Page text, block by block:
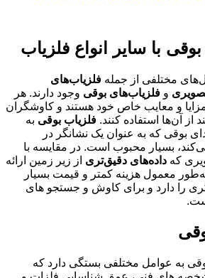
با سایر انواع فلزیاب
مختلفی از جمله فلزیاب‌های
و فلزیاب‌های بوقی وجود دارند. هر
و معایب خاص خود هستند و کاوشگران
از آن‌ها استفاده کنند. فلزیاب بوقی به
بوقی که به عنوان یک نشانگر در
بسیار محبوب است. در مقایسه با
که داده‌های دقیق‌تری از زیر زمین ارائه
معمول هزینه کمتر و قیمت بسیار
را دارد و برای کاوش‌ و جستجو های
به عوامل مختلفی بستگی دارد که